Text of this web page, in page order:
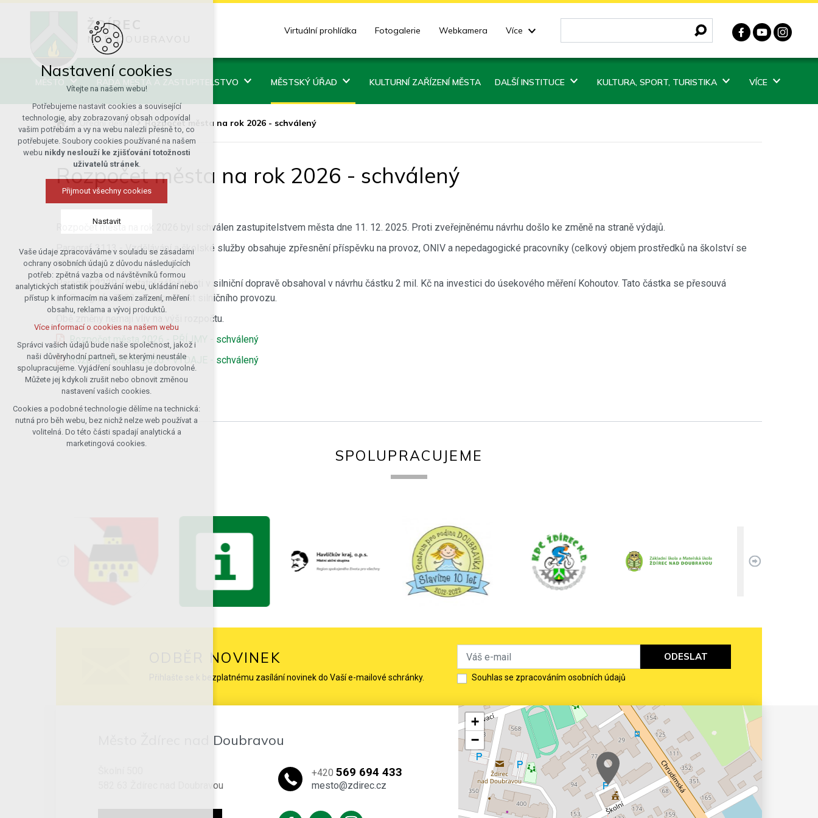
ŽDÍREC
NAD DOUBRAVOU
Virtuální prohlídka Fotogalerie Webkamera Více
RADA MĚSTA A ZASTUPITELSTVO MĚSTSKÝ ÚŘAD KULTURNÍ ZAŘÍZENÍ MĚSTA DALŠÍ INSTITUCE KULTURA, SPORT, TURISTIKA VÍCE
Úřední deska Rozpočet města na rok 2026 - schválený
Rozpočet města na rok 2026 - schválený
Rozpočet města na rok 2026 byl schválen zastupitelstvem města dne 11. 12. 2025. Proti zveřejněnému návrhu došlo ke změně na straně výdajů.
Paragraf 3113 - Vzdělávání a školské služby obsahuje zpřesnění příspěvku na provoz, ONIV a nepedagogické pracovníky (celkový objem prostředků na školství se
nezvýšil).
Paragraf 2229 - Ostatní záležitosti v silniční dopravě obsahoval v návrhu částku 2 mil. Kč na investici do úsekového měření Kohoutov. Tato částka se přesouvá
do Paragrafu 2223 - Bezpečnost silničního provozu.
Obě změny nemají vliv na výši rozpočtu.
Rozpočet města 2026 - PŘÍJMY - schválený
Rozpočet města 2026 - VÝDAJE - schválený
SPOLUPRACUJEME
ODBĚR NOVINEK
Přihlašte se k bezplatnému zasílání novinek do Vaší e-mailové schránky. Souhlas se zpracováním osobních údajů
ODESLAT
Město Ždírec nad Doubravou
582 63 Ždírec nad Doubravou
+420569 694 433
mesto@zdirec.cz
+
−
Nastavení cookies
Vítejte na našem webu!
Potřebujeme nastavit cookies a související
technologie, aby zobrazovaný obsah odpovídal
vašim potřebám a vy na webu nalezli přesně to, co
potřebujete. Soubory cookies používané na našem
webu nikdy neslouží ke zjišťování totožnosti
uživatelů stránek.
Přijmout všechny cookies
Nastavit
Technická cookies
nutná pro provozování webu
udržení kontextu stránek (session):
případná přihlášení, volby jazyka, apod.
Volitelná cookies
analytická pro anonymizované
vyhodnocení návštěvnosti
marketingová cookies (Google)
Více informací o cookies na našem webu
Přijmout všechny cookies
Odmítnout vše
Vaše údaje zpracováváme v souladu se zásadami
ochrany osobních údajů z důvodu následujících
potřeb: zpětná vazba od návštěvníků formou
analytických statistik používání webu, ukládání nebo
přístup k informacím na vašem zařízení, měření
obsahu, reklama a vývoj produktů.
Více informací o cookies na našem webu
Správci vašich údajů bude naše společnost, jakož i
naši důvěryhodní partneři, se kterými neustále
spolupracujeme. Vyjádření souhlasu je dobrovolné.
Můžete jej kdykoli zrušit nebo obnovit změnou
nastavení vašich cookies.
Cookies a podobné technologie dělíme na technická:
nutná pro běh webu, bez nichž nelze web používat a
volitelná. Do této části spadají analytická a
marketingová cookies.